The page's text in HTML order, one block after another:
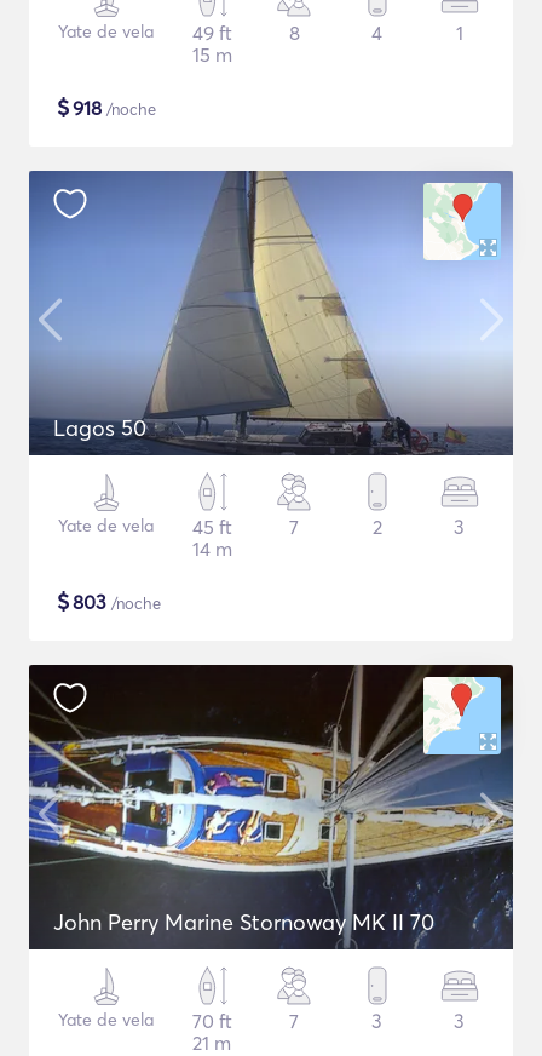
Yate de vela
49 ft
15 m
8 4 1
$918 /noche
Lagos 50
Yate de vela
45 ft
14 m
7 2 3
$803 /noche
John Perry Marine Stornoway MK II 70
Yate de vela
70 ft
21 m
7 3 3